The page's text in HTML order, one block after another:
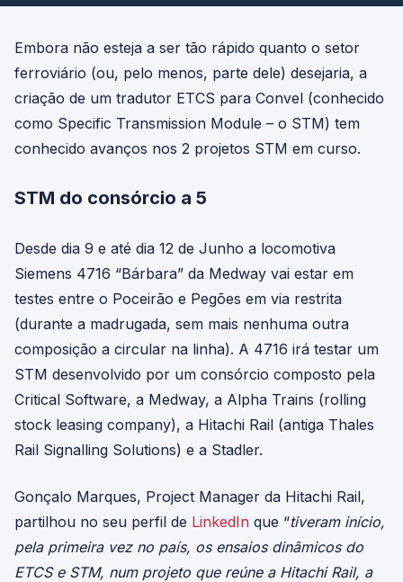
Embora não esteja a ser tão rápido quanto o setor
ferroviário (ou, pelo menos, parte dele) desejaria, a
criação de um tradutor ETCS para Convel (conhecido
como Specific Transmission Module – o STM) tem
conhecido avanços nos 2 projetos STM em curso.
STM do consórcio a 5
Desde dia 9 e até dia 12 de Junho a locomotiva
Siemens 4716 “Bárbara” da Medway vai estar em
testes entre o Poceirão e Pegões em via restrita
(durante a madrugada, sem mais nenhuma outra
composição a circular na linha). A 4716 irá testar um
STM desenvolvido por um consórcio composto pela
Critical Software, a Medway, a Alpha Trains (rolling
stock leasing company), a Hitachi Rail (antiga Thales
Rail Signalling Solutions) e a Stadler.
Gonçalo Marques, Project Manager da Hitachi Rail,
partilhou no seu perfil de LinkedIn que “tiveram início,
pela primeira vez no país, os ensaios dinâmicos do
ETCS e STM, num projeto que reúne a Hitachi Rail, a